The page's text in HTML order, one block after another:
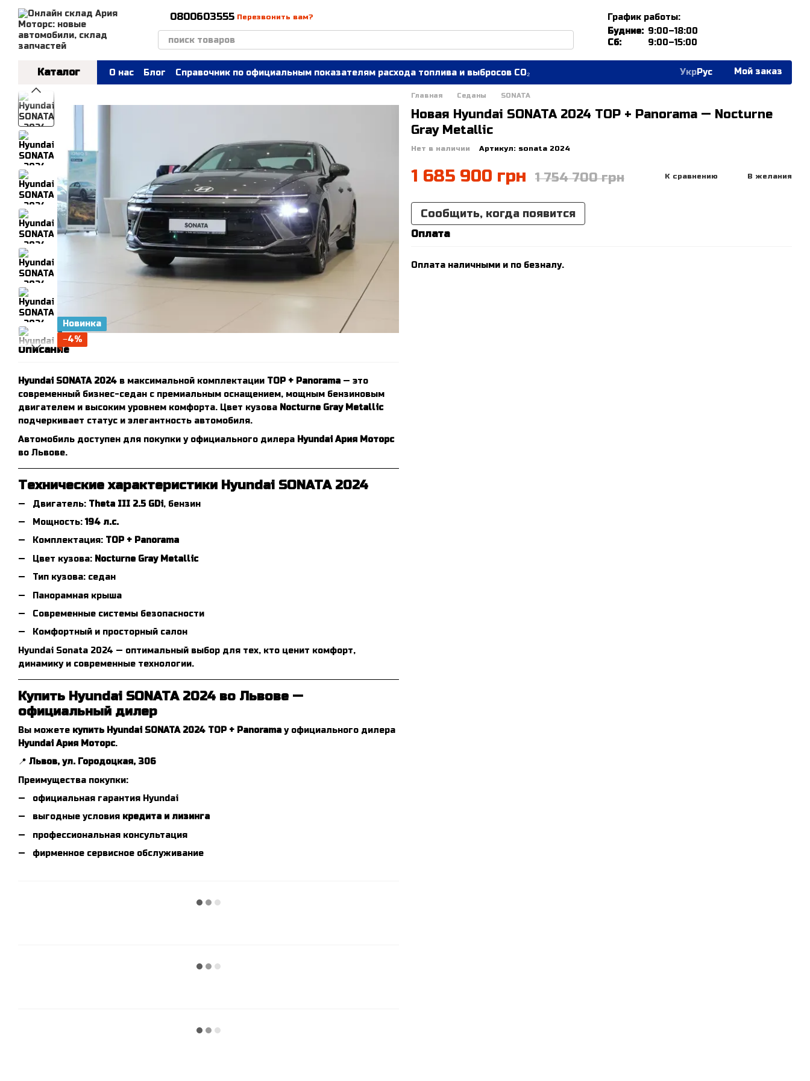
Перейти к основному контенту
0800603555 Перезвонить вам?
График работы:
Будние: 9:00–18:00
Сб:
9:00–15:00
Каталог О нас Блог Справочник по официальным показателям расхода топлива и выбросов CO₂ УкрРус Мой заказ
Новинка
−4%
Описание
Hyundai SONATA 2024 в максимальной комплектации TOP + Panorama — это
современный бизнес-седан с премиальным оснащением, мощным бензиновым
двигателем и высоким уровнем комфорта. Цвет кузова Nocturne Gray Metallic
подчеркивает статус и элегантность автомобиля.
Автомобиль доступен для покупки у официального дилера Hyundai Ария Моторс
во Львове.
Технические характеристики Hyundai SONATA 2024
Двигатель: Theta III 2.5 GDi, бензин
Мощность:194 л.с.
Комплектация: TOP + Panorama
Цвет кузова: Nocturne Gray Metallic
Тип кузова: седан
Панорамная крыша
Современные системы безопасности
Комфортный и просторный салон
Hyundai Sonata 2024 — оптимальный выбор для тех, кто ценит комфорт,
динамику и современные технологии.
Купить Hyundai SONATA 2024 во Львове —
официальный дилер
Вы можете купить Hyundai SONATA 2024 TOP + Panorama у официального дилера
Hyundai Ария Моторс.
📍 Львов, ул. Городоцкая, 306
Преимущества покупки:
официальная гарантия Hyundai
выгодные условия кредита и лизинга
профессиональная консультация
фирменное сервисное обслуживание
Главная Седаны SONATA
Новая Hyundai SONATA 2024 TOP + Panorama — Nocturne
Gray Metallic
Нет в наличии Артикул: sonata 2024
1 685 900 грн 1 754 700 грн К сравнению В желания
Сообщить, когда появится
Оплата
Оплата наличными и по безналу.